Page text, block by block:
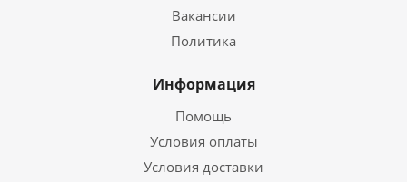
Вакансии
Политика
Информация
Помощь
Условия оплаты
Условия доставки